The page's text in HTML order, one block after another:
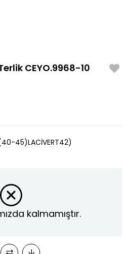
CEYO.9968-10
45)LACİVERT42)
kalmamıştır.